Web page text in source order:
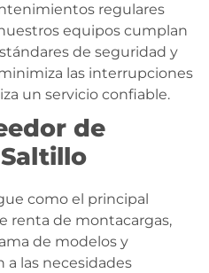
regulares
equipos cumplan
de seguridad y
las interrupciones
un servicio confiable.
de
como el principal
renta de montacargas,
de modelos y
a las necesidades